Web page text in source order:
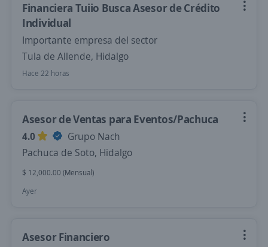
Financiera Tuiio Busca Asesor de Crédito
Individual
Importante empresa del sector
Tula de Allende, Hidalgo
Hace 22 horas
Asesor de Ventas para Eventos/Pachuca
4.0
Grupo Nach
Pachuca de Soto, Hidalgo
$ 12,000.00 (Mensual)
Ayer
Asesor Financiero